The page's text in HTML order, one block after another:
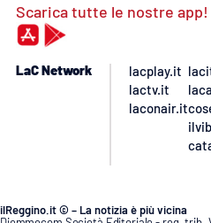
Scarica tutte le nostre app!
LaC Network
lacplay.it
lactv.it
laconair.it
ilReggino.it © – La notizia è più vicina